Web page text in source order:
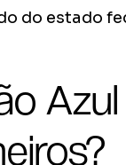
do estado